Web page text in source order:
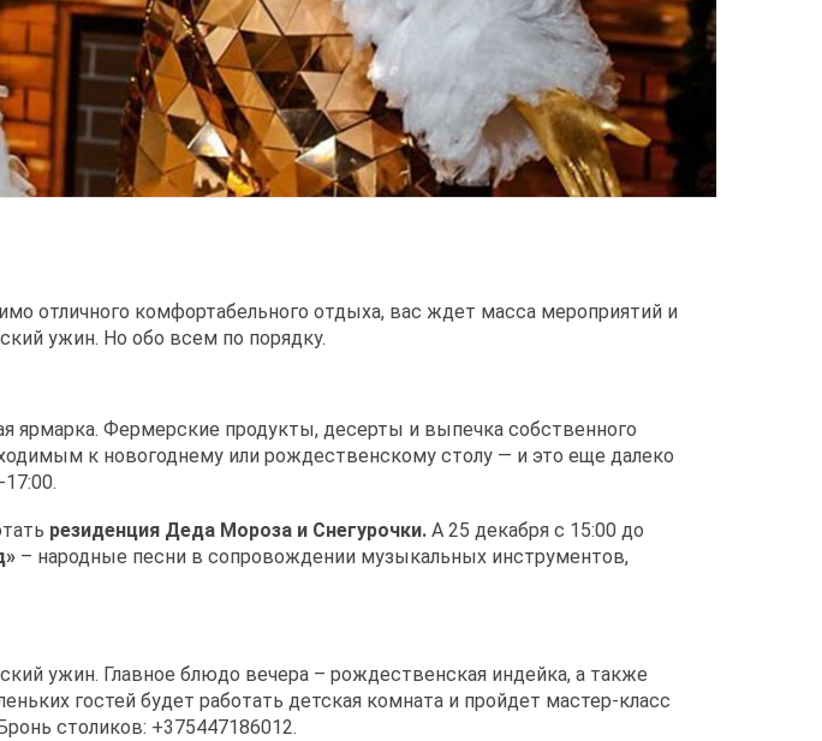
отличного комфортабельного отдыха, вас ждет масса мероприятий и
ужин. Но обо всем по порядку.
ярмарка. Фермерские продукты, десерты и выпечка собственного
к новогоднему или рождественскому столу — и это еще далеко
резиденция Деда Мороза и Снегурочки. А 25 декабря с 15:00 до
– народные песни в сопровождении музыкальных инструментов,
ужин. Главное блюдо вечера – рождественская индейка, а также
гостей будет работать детская комната и пройдет мастер-класс
столиков: +375447186012.